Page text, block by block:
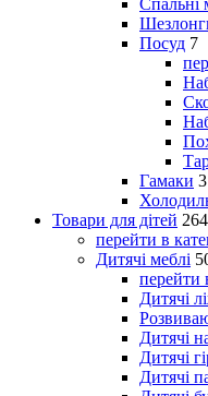
Спальні
Посуд 7
Гамаки 3
Товари для дітей
перейти в
Дитячі меблі
перейти
Дитячі
Дитячі
Дитячі
Дитячі